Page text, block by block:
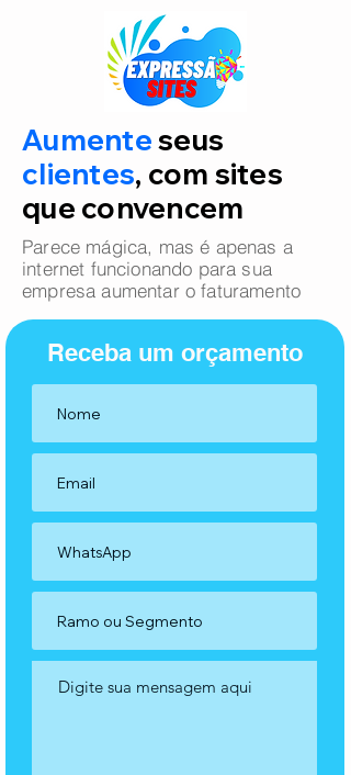
Aumenteseus
clientes, com sites
que convencem
Parece mágica, mas é apenas a
internet funcionando para sua
empresa aumentar o faturamento
Receba um orçamento